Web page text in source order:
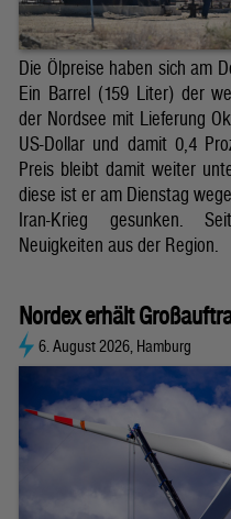
Die Ölpreise haben sich am
Ein Barrel (159 Liter) der
der Nordsee mit Lieferung
US-Dollar und damit 0,4
Preis bleibt damit weiter
diese ist er am Dienstag
Iran-Krieg gesunken.
Neuigkeiten aus der Region.
Nordex erhält
6. August 2026, Hamburg